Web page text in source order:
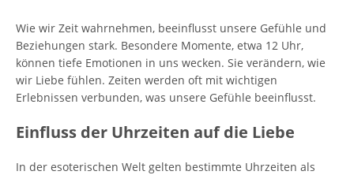
Wie wir Zeit wahrnehmen, beeinflusst unsere Gefühle und
Beziehungen stark. Besondere Momente, etwa 12 Uhr,
können tiefe Emotionen in uns wecken. Sie verändern, wie
wir Liebe fühlen. Zeiten werden oft mit wichtigen
Erlebnissen verbunden, was unsere Gefühle beeinflusst.
Einfluss der Uhrzeiten auf die Liebe
In der esoterischen Welt gelten bestimmte Uhrzeiten als